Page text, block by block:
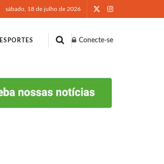
sábado, 18 de julho de 2026
ESPORTES Conecte-se